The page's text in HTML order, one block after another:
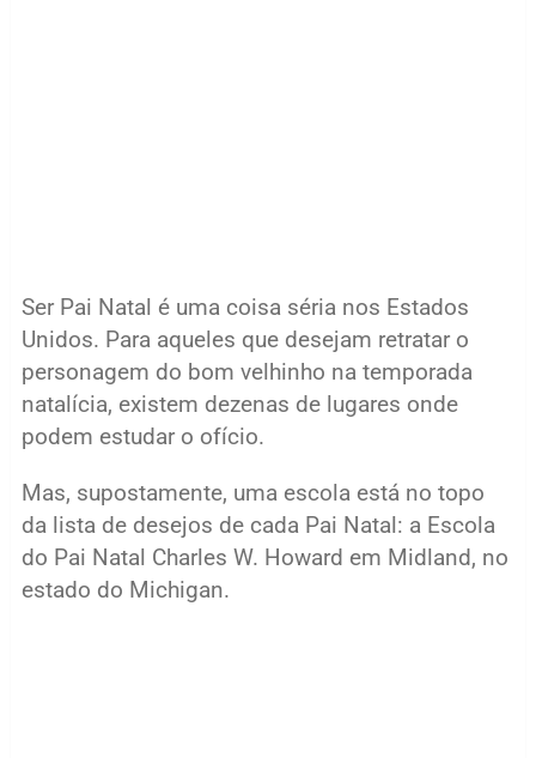
Ser Pai Natal é uma coisa séria nos Estados
Unidos. Para aqueles que desejam retratar o
personagem do bom velhinho na temporada
natalícia, existem dezenas de lugares onde
podem estudar o ofício.
Mas, supostamente, uma escola está no topo
da lista de desejos de cada Pai Natal: a Escola
do Pai Natal Charles W. Howard em Midland, no
estado do Michigan.